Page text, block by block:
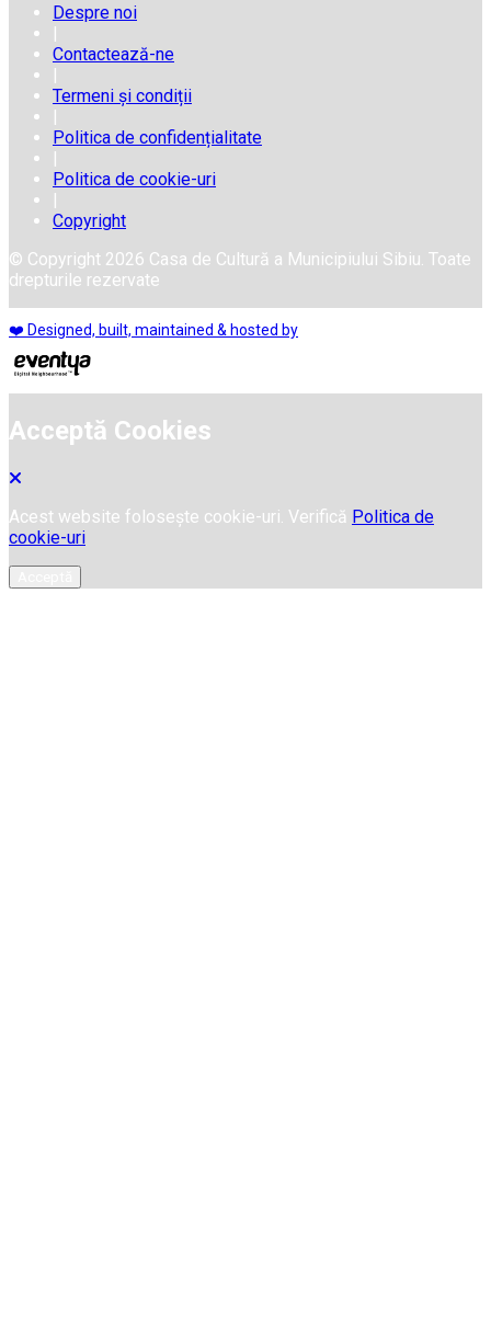
Despre noi
|
Contactează-ne
|
Termeni și condiții
|
Politica de confidențialitate
|
Politica de cookie-uri
|
Copyright
© Copyright 2026 Casa de Cultură a Municipiului Sibiu. Toate
drepturile rezervate
❤️ Designed, built, maintained & hosted by
Acceptă Cookies
Acest website folosește cookie-uri. Verifică Politica de
cookie-uri